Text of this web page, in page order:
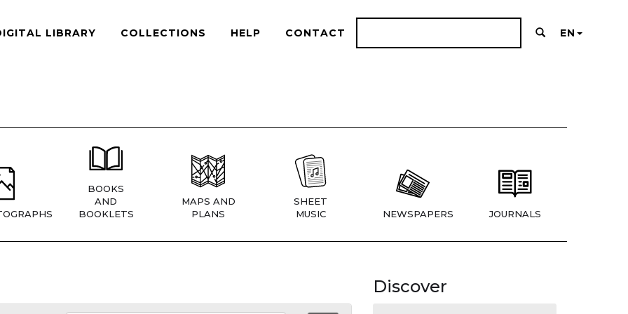
LIBRARY COLLECTIONS HELP CONTACT EN
BOOKS
AND
BOOKLETS
MAPS AND
PLANS
SHEET
MUSIC
NEWSPAPERS JOURNALS
Discover